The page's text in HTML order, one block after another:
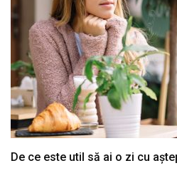
De ce este util să ai o zi cu